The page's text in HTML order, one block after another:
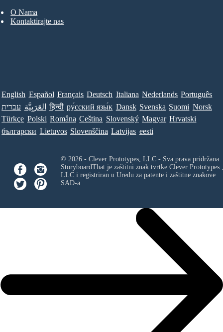
O Nama
Kontaktirajte nas
English Español Français Deutsch Italiana Nederlands Português
עברית العَرَبِيَّة हिन्दी ру́сский язы́к Dansk Svenska Suomi Norsk
Türkçe Polski Româna Ceština Slovenský Magyar Hrvatski
български Lietuvos Slovenščina Latvijas eesti
© 2026 - Clever Prototypes, LLC - Sva prava pridržana.
StoryboardThat je zaštitni znak tvrtke Clever Prototypes ,
LLCi registriran u Uredu za patente i zaštitne znakove
SAD-a